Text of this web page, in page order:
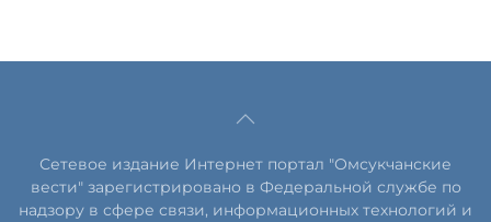
Сетевое издание Интернет портал "Омсукчанские
вести" зарегистрировано в Федеральной службе по
надзору в сфере связи, информационных технологий и